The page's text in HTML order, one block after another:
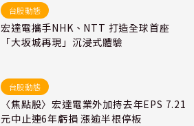
台股動態
宏達電攜手NHK、NTT 打造全球首座
「大坂城再現」沉浸式體驗
台股動態
〈焦點股〉宏達電業外加持去年EPS 7.21
元中止連6年虧損 漲逾半根停板